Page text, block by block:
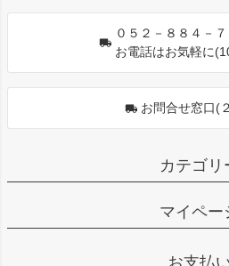
０５２－８８４－７
お電話はお気軽に
お問合せ窓口(
カテゴリ
マイペー